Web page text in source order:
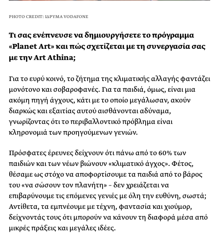
PHOTO CREDIT: ΙΔΡΥΜΑ VODAFONE
Τι σας ενέπνευσε να δημιουργήσετε το πρόγραμμα
«Planet Art» και πώς σχετίζεται με τη συνεργασία σας
με την Art Athina;
Για το ευρύ κοινό, το ζήτημα της κλιματικής αλλαγής φαντάζει
μονότονο και σοβαροφανές. Για τα παιδιά, όμως, είναι μια
ακόμη πηγή άγχους, κάτι με το οποίο μεγάλωσαν, ακούν
διαρκώς και εξαιτίας αυτού αισθάνονται αδύναμα,
γνωρίζοντας ότι το περιβαλλοντικό πρόβλημα είναι
κληρονομιά των προηγούμενων γενιών.
Πρόσφατες έρευνες δείχνουν ότι πάνω από το 60% των
παιδιών και των νέων βιώνουν «κλιματικό άγχος». Φέτος,
θέσαμε ως στόχο να αποφορτίσουμε τα παιδιά από το βάρος
του «να σώσουν τον πλανήτη» – δεν χρειάζεται να
επιβαρύνουμε τις επόμενες γενιές με όλη την ευθύνη, σωστά;
Αντίθετα, τα εμπνέουμε με τέχνη, φαντασία και χιούμορ,
δείχνοντάς τους ότι μπορούν να κάνουν τη διαφορά μέσα από
μικρές πράξεις και μεγάλες ιδέες.